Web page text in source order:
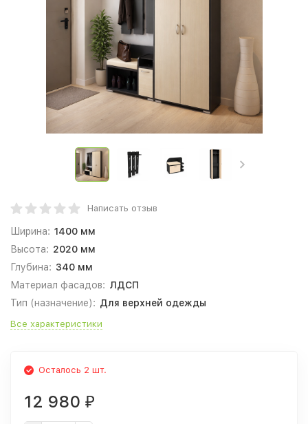
Написать отзыв
Ширина: 1400 мм
Высота: 2020 мм
Глубина: 340 мм
Материал фасадов: ЛДСП
Тип (назначение): Для верхней одежды
Все характеристики
Осталось 2 шт.
12 980 ₽